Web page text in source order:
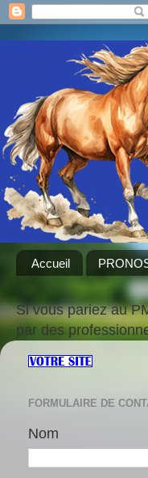
Accueil
Si vous pariez au
par des
FORMULAIRE DE
Nom